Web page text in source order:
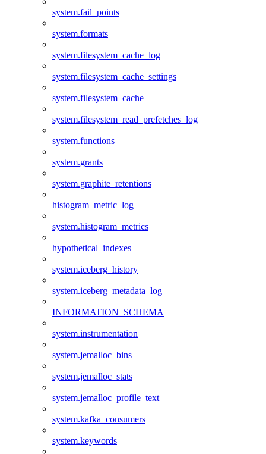
system.fail_points
system.formats
system.filesystem_cache_log
system.filesystem_cache_settings
system.filesystem_cache
system.filesystem_read_prefetches_log
system.functions
system.grants
system.graphite_retentions
histogram_metric_log
system.histogram_metrics
hypothetical_indexes
system.iceberg_history
system.iceberg_metadata_log
INFORMATION_SCHEMA
system.instrumentation
system.jemalloc_bins
system.jemalloc_stats
system.jemalloc_profile_text
system.kafka_consumers
system.keywords